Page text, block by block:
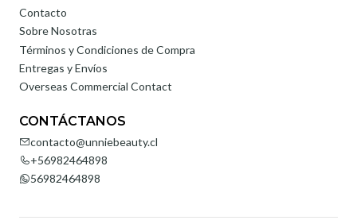
Contacto
Sobre Nosotras
Términos y Condiciones de Compra
Entregas y Envíos
Overseas Commercial Contact
CONTÁCTANOS
contacto@unniebeauty.cl
+56982464898
56982464898